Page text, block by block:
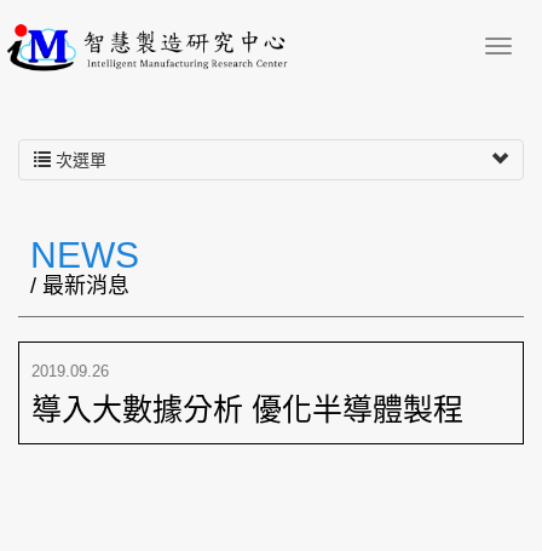
次選單
NEWS
/ 最新消息
2019.09.26
導入大數據分析 優化半導體製程